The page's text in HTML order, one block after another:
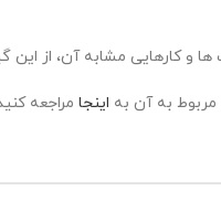
و کارهایی مشابه آن، از این
به آن به اینجا مراجعه